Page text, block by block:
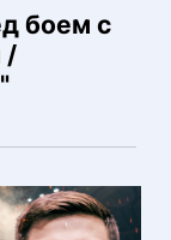
боем с
/